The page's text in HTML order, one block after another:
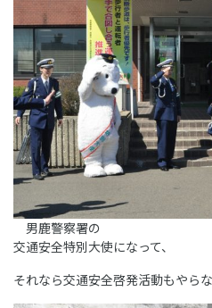
男鹿警察署の
交通安全特別大使になって、
それなら交通安全啓発活動もやら